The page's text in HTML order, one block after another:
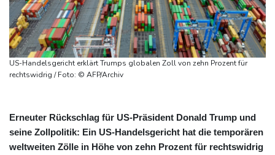
US-Handelsgericht erklärt Trumps globalen Zoll von zehn Prozent für
rechtswidrig / Foto: © AFP/Archiv
Erneuter Rückschlag für US-Präsident Donald Trump und
seine Zollpolitik: Ein US-Handelsgericht hat die temporären
weltweiten Zölle in Höhe von zehn Prozent für rechtswidrig